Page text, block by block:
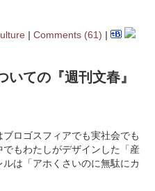
| Comments (61) |
いての『週刊文春』
ロゴスフィアでも実社会でも
もわたしがデザインした「産
は「アホくさいのに無駄にカ